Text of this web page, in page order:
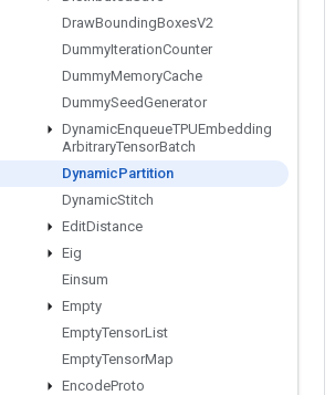
DrawBoundingBoxesV2
DummyIterationCounter
DummyMemoryCache
DummySeedGenerator
DynamicEnqueueTPUEmbedding
ArbitraryTensorBatch
DynamicPartition
DynamicStitch
EditDistance
Eig
Einsum
Empty
EmptyTensorList
EmptyTensorMap
EncodeProto